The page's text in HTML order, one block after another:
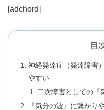
[adchord]
目
神経発達症（発達障害
やすい
二次障害としての『
『気分の波』に繋がり